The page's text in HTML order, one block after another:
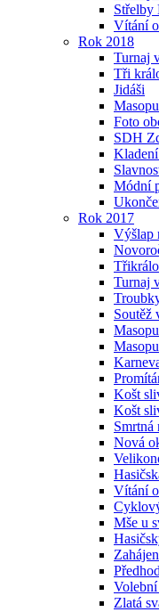
Střelby
Vítání
Rok 2018
Turnaj
Tři
Jidáši
Foto
SDH
Módní
Rok 2017
Výšlap
Turnaj
Soutěž
Košt
Košt
Smrtná
Nová
Vítání
Mše u
Zlatá